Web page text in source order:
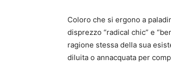
Coloro che si ergono a
disprezzo “radical chic” e
ragione stessa della sua
diluita o annacquata per